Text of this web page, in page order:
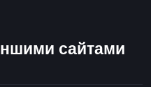
сайтами